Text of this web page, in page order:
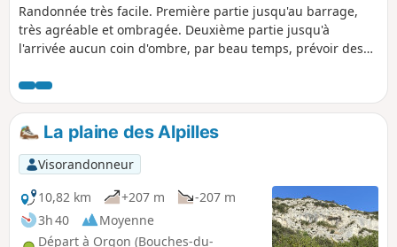
Randonnée très facile. Première partie jusqu'au barrage,
très agréable et ombragée. Deuxième partie jusqu'à
l'arrivée aucun coin d'ombre, par beau temps, prévoir des
des hérons cendrés, des cormorans, des cygnes...sont
visibles sur les rives des étendues d'eau et sur les bords du
Rhône.La plaine des Alpilles
Visorandonneur
10,82 km
+207 m
-207 m
3h 40
Moyenne
Départ à Orgon (Bouches-du-